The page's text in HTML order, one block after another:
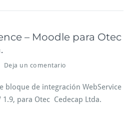
– Moodle para Otec
Deja un comentario
bloque de integración WebService
1.9, para Otec Cedecap Ltda.